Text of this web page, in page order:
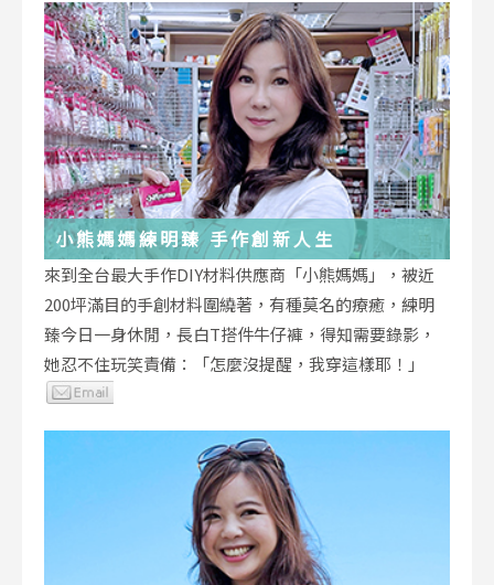
小熊媽媽練明臻 手作創新人生
來到全台最大手作DIY材料供應商「小熊媽媽」，被近
200坪滿目的手創材料圍繞著，有種莫名的療癒，練明
臻今日一身休閒，長白T搭件牛仔褲，得知需要錄影，
她忍不住玩笑責備：「怎麼沒提醒，我穿這樣耶！」